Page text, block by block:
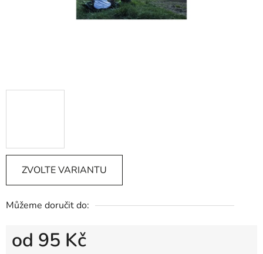
ZVOLTE VARIANTU
Můžeme doručit do:
od 95 Kč